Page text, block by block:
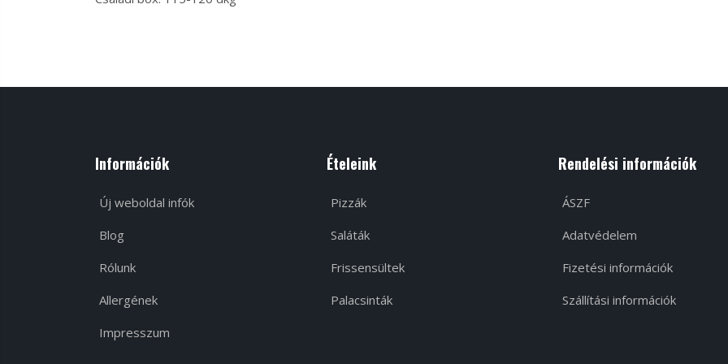
Információk
Új weboldal infók
Blog
Rólunk
Allergének
Impresszum
Ételeink
Pizzák
Saláták
Frissensültek
Palacsinták
Rendelési információk
ÁSZF
Adatvédelem
Fizetési információk
Szállítási információk